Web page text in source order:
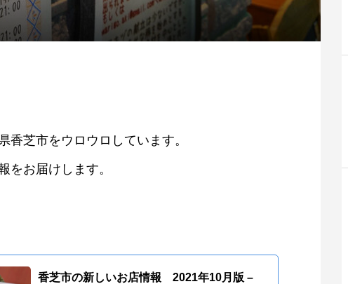
香芝市をウロウロしています。
をお届けします。
香芝市の新しいお店情報 2021年10月版 –